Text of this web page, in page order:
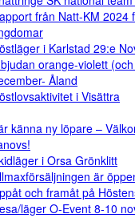
från Natt-KM 2024
i Karlstad 29:e
orange-violett
Åland
i Visättra
känna ny löpare –
i Orsa Grönklitt
är
och framåt på
läger O-Event 8-10